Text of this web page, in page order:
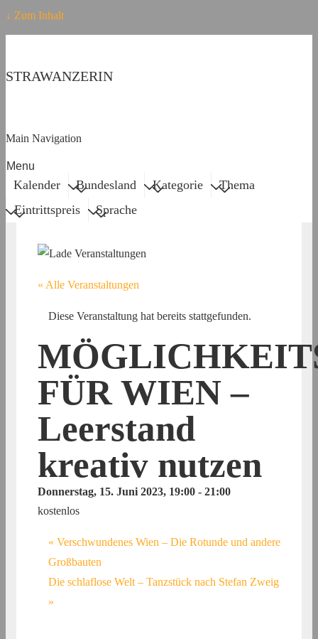
↓ Zum Inhalt
STRAWANZERIN
Main Navigation
Menu
Kalender Bundesland Kategorie
Thema
Eintrittspreis
Sprache
« Alle Veranstaltungen
Diese Veranstaltung hat bereits stattgefunden.
FÜR WIEN –
Leerstand
kreativ nutzen
Donnerstag, 15. Juni 2023, 19:00 - 21:00
kostenlos
« Verschwundenes Wien – Die Rotunde und andere
Großbauten
Die schlaflose Welt – Tanzstück nach Stefan Zweig
»